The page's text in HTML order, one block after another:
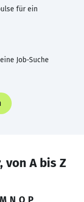
für ein
Job-Suche
von A bis Z
M N O P